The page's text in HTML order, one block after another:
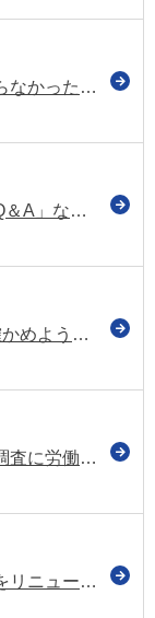
【人事労務実務のポイント解説】「知らなかった」では済まされない！スポットワーク時代の人事担当者がおさえるべき労務管理のポイント
「アニメで学ぶ労働条件」「労働条件Q＆A」などを更新（確かめよう労働条件）
令和7年度「アルバイトの労働条件を確かめよう！」キャンペーンを全国で実施（厚労省）
【専門家コラム】同一労働同一賃金の調査に労働基準監督署が！？指摘を受ける前に対策をしておきましょう！
「有期契約労働者の無期転換サイト」をリニューアル 労働条件明示のルールの改正なども紹介